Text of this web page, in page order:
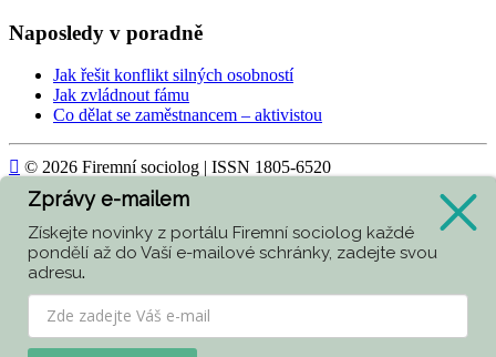
Naposledy v poradně
Jak řešit konflikt silných osobností
Jak zvládnout fámu
Co dělat se zaměstnancem – aktivistou
 © 2026 Firemní sociolog | ISSN 1805-6520
Today416
Yesterday1125
Week 3247
Month4104
Zprávy e-mailem
Získejte novinky z portálu Firemní sociolog každé
pondělí až do Vaší e-mailové schránky, zadejte svou
adresu.